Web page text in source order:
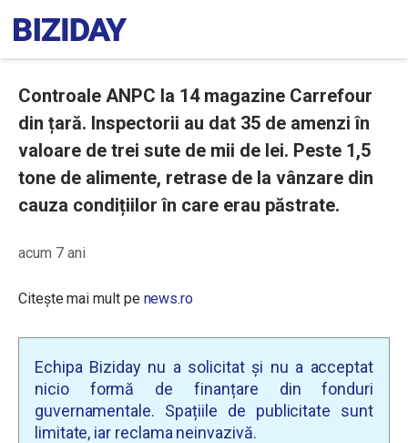
Controale ANPC la 14 magazine Carrefour
din țară. Inspectorii au dat 35 de amenzi în
valoare de trei sute de mii de lei. Peste 1,5
tone de alimente, retrase de la vânzare din
cauza condițiilor în care erau păstrate.
acum 7 ani
Citește mai mult pe news.ro
Echipa Biziday nu a solicitat și nu a acceptat
nicio formă de finanțare din fonduri
guvernamentale. Spațiile de publicitate sunt
limitate, iar reclama neinvazivă.